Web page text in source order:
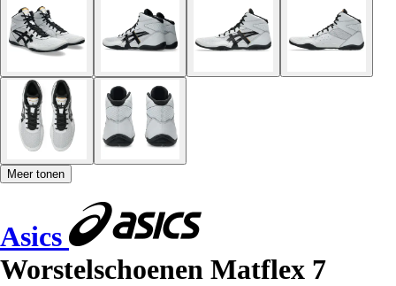
Meer tonen
Asics
Worstelschoenen Matflex 7